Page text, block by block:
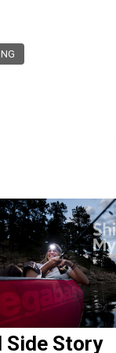
Side Story